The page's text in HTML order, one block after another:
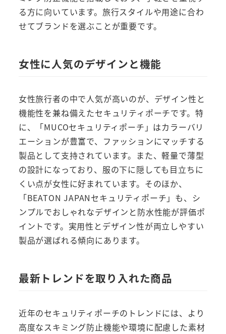
る方に向いています。旅行スタイルや用途に合わ
せてブランドを選ぶことが重要です。
女性に人気のデザインと機能
女性旅行者の中で人気が高いのが、デザイン性と
機能性を兼ね備えたセキュリティポーチです。特
に、「MUCOセキュリティポーチ」はカラーバリ
エーションが豊富で、ファッションにマッチする
製品として支持されています。また、軽量で薄型
の設計になっており、服の下に隠しても目立ちに
くい点が女性に好まれています。そのほか、
「BEATON JAPANセキュリティポーチ」も、シ
ンプルでおしゃれなデザインと防水性能が評価ポ
イントです。実用性とデザイン性が両立しやすい
製品が選ばれる傾向にあります。
最新トレンドを取り入れた商品
近年のセキュリティポーチのトレンドには、より
高度なスキミング防止機能や環境に配慮した素材